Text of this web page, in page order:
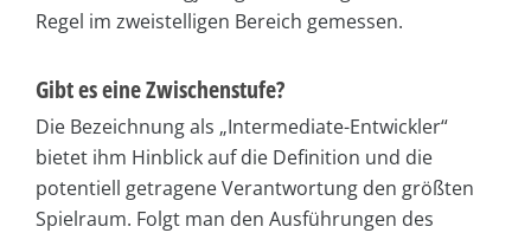
Regel im zweistelligen Bereich gemessen.
Gibt es eine Zwischenstufe?
Die Bezeichnung als „Intermediate-Entwickler“
bietet ihm Hinblick auf die Definition und die
potentiell getragene Verantwortung den größten
Spielraum. Folgt man den Ausführungen des